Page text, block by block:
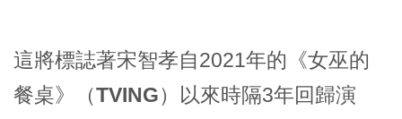
這將標誌著宋智孝自2021年的《女巫的
餐桌》（TVING）以來時隔3年回歸演